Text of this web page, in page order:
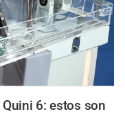
Quini 6: estos son